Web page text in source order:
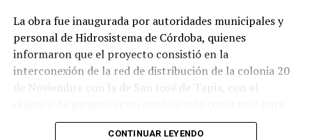
las brechas de desigualdad.
La obra fue inaugurada por autoridades municipales y
personal de Hidrosistema de Córdoba, quienes
informaron que el proyecto consistió en la
interconexión de la red de distribución de la colonia 20
de Noviembre con la de San José de Tapia, con el
los usuarios.
CONTINUAR LEYENDO